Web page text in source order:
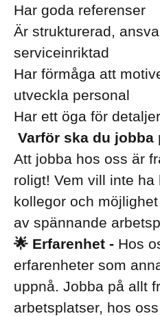
Har goda referenser
Är strukturerad,
serviceinriktad
Har förmåga att
utveckla personal
Har ett öga för
Varför ska du jobba
Att jobba hos oss är
roligt! Vem vill inte
kollegor och
av spännande
🌟 Erfarenhet - Hos
erfarenheter som
uppnå. Jobba på allt
arbetsplatser, hos